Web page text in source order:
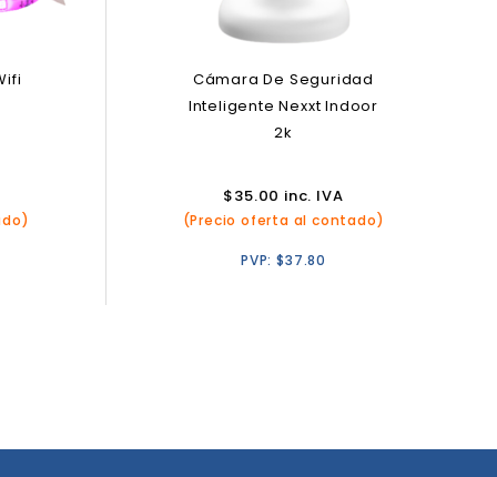
Cámara De Seguridad
Inteligente Nexxt Indoor
2k
$35.00 inc. IVA
(Precio oferta al contado)
PVP:$37.80